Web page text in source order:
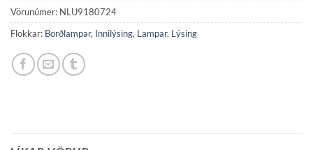
Vörunúmer: NLU9180724
Flokkar: Borðlampar, Innilýsing, Lampar, Lýsing